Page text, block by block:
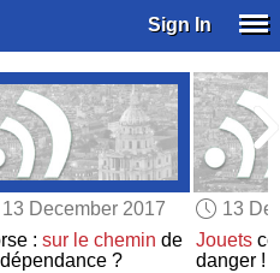
Sign In
13 December 2017
: sur le chemin de
?
13
Jouets
danger !